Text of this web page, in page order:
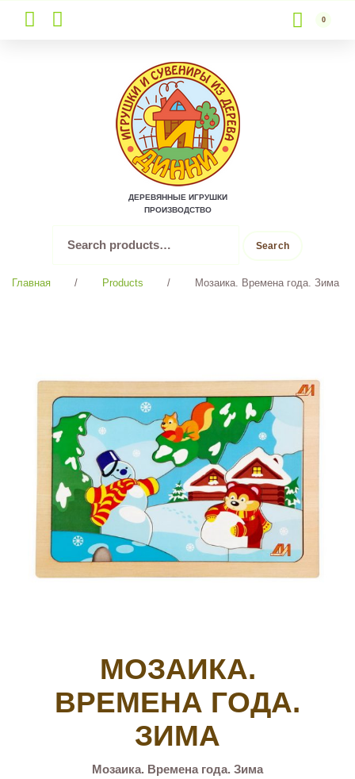
to
content
0
ДЕРЕВЯННЫЕ ИГРУШКИ
ПРОИЗВОДСТВО
for:
Search
Главная / Products / Мозаика. Времена года. Зима
МОЗАИКА.
ВРЕМЕНА ГОДА.
ЗИМА
Мозаика. Времена года. Зима